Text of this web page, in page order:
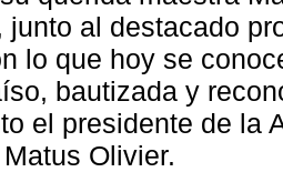
junto al destacado
lo que hoy se
bautizada y
el presidente de la
Olivier.